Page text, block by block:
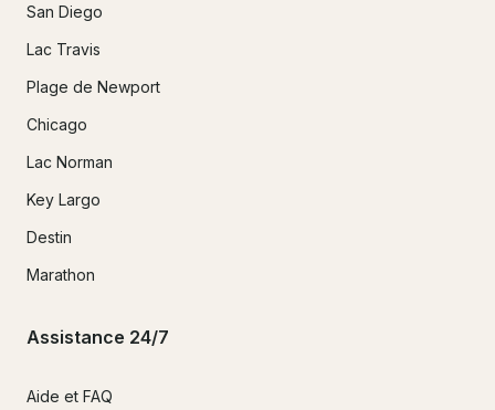
San Diego
Lac Travis
Plage de Newport
Chicago
Lac Norman
Key Largo
Destin
Marathon
Assistance 24/7
Aide et FAQ